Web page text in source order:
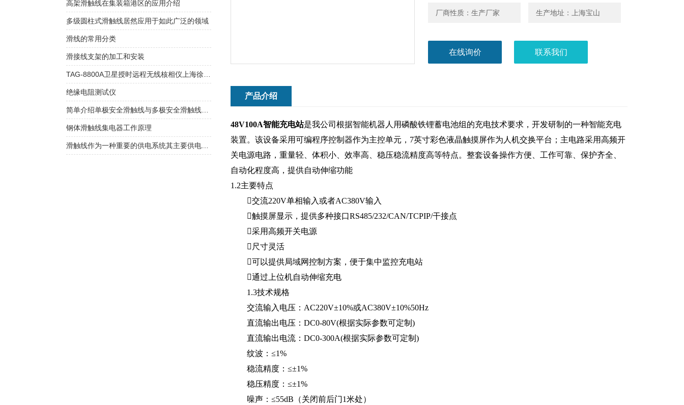
厂商性质：生产厂家 生产地址：上海宝山
在线询价 联系我们
产品介绍
48V100A智能充电站是我公司根据智能机器人用磷酸铁锂蓄电池组的充电技术要求，开发研制的一种智能充电
装置。该设备采用可编程序控制器作为主控单元，7英寸彩色液晶触摸屏作为人机交换平台；主电路采用高频开
关电源电路，重量轻、体积小、效率高、稳压稳流精度高等特点。整套设备操作方便、工作可靠、保护齐全、
自动化程度高，提供自动伸缩功能
1.2主要特点
交流220V单相输入或者AC380V输入
触摸屏显示，提供多种接口RS485/232/CAN/TCPIP/干接点
采用高频开关电源
尺寸灵活
可以提供局域网控制方案，便于集中监控充电站
通过上位机自动伸缩充电
1.3技术规格
交流输入电压：AC220V±10%或AC380V±10%50Hz
直流输出电压：DC0-80V(根据实际参数可定制)
直流输出电流：DC0-300A(根据实际参数可定制)
纹波：≤1%
稳流精度：≤±1%
稳压精度：≤±1%
噪声：≤55dB（关闭前后门1米处）
高架滑触线在集装箱港区的应用介绍
多级圆柱式滑触线居然应用于如此广泛的领域
滑线的常用分类
滑接线支架的加工和安装
TAG-8800A卫星授时远程无线核相仪上海徐吉电气
绝缘电阻测试仪
简单介绍单极安全滑触线与多极安全滑触线的区别
钢体滑触线集电器工作原理
滑触线作为一种重要的供电系统其主要供电方式有哪些